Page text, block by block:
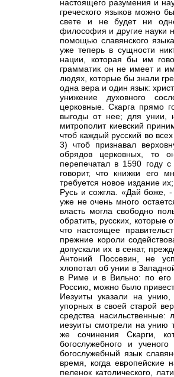
настоящего разумения и
греческого языков можно
свете и не будет ни
философия и другие науки
помощью славянского
уже теперь в сущности
нации, которая бы им
грамматик он не имеет и
людях, которые бы знали
одна вера и один язык:
унижение духовного
церковные. Скарга прямо
выгоды от нее; для унии,
митрополит киевский
чтоб каждый русский во
3) чтоб признавал
обрядов церковных, то
перепечатал в 1590 году
говорит, что книжки его
требуется новое издание
Русь и сожгла. «Дай боже, -
уже не очень много
власть могла свободно
обратить, русских, которые
что настоящее
прежние короли
допускали их в сенат,
Антоний Пocсевин, не
хлопотал об унии в
в Риме и в Вильно: по его
Россию, можно было
Иезуиты указали на
упорных в своей старой
средства
иезуиты смотрели на унию
же сочинения Скарги,
богослужебного и
богослужебный язык
время, когда европейские
пеленок католического,